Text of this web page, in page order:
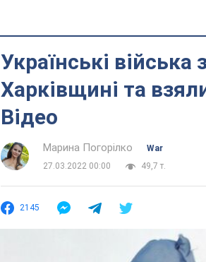
Українські війська
Харківщині та
Відео
Марина Погорілко
War
27.03.2022 00:00
49,7 т.
2145